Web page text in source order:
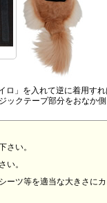
」を入れて逆に着用す
ックテープ部分をおなか
さい。
い。
ーツ等を適当な大きさに